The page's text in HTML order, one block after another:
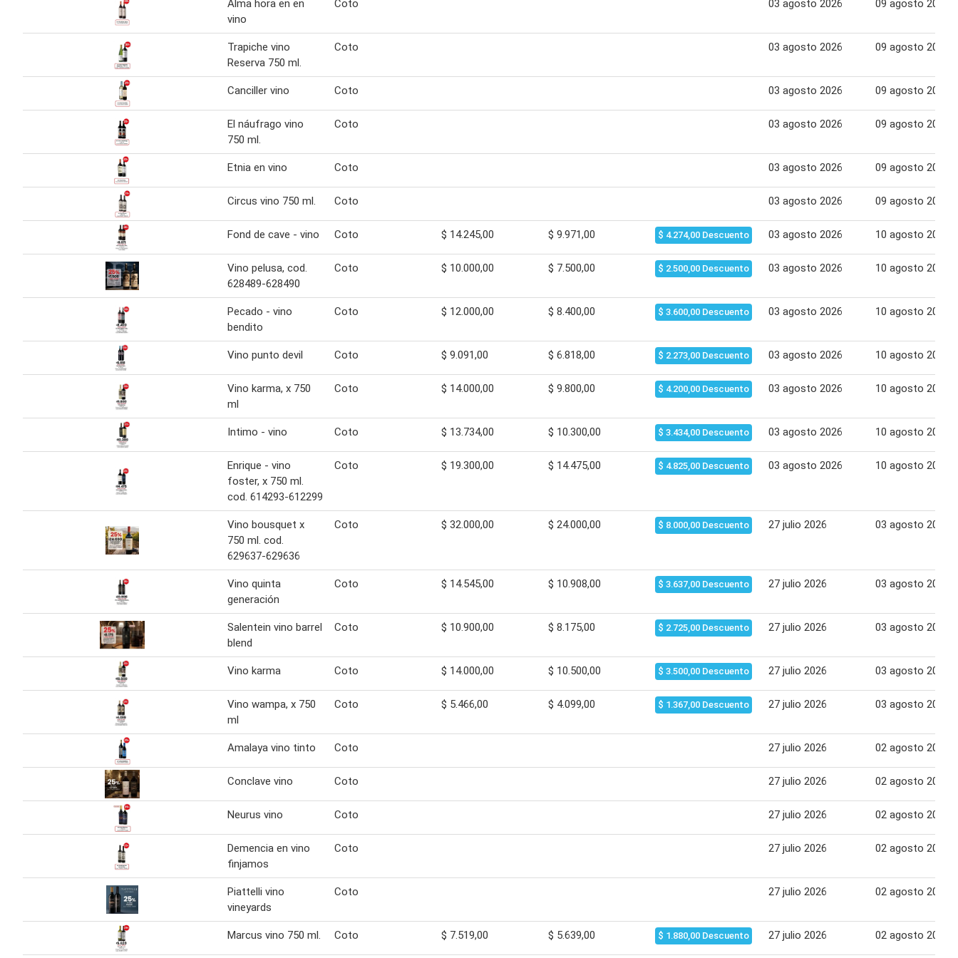
Alma hora en en
vino
Coto 03 agosto 2026 09 agosto 2026
Trapiche vino
Reserva 750 ml.
Coto 03 agosto 2026 09 agosto 2026
Canciller vino Coto 03 agosto 2026 09 agosto 2026
El náufrago vino
750 ml.
Coto 03 agosto 2026 09 agosto 2026
Etnia en vino Coto 03 agosto 2026 09 agosto 2026
Circus vino 750 ml. Coto 03 agosto 2026 09 agosto 2026
Fond de cave - vino Coto $ 14.245,00 $ 9.971,00 $ 4.274,00 Descuento 03 agosto 2026 10 agosto 2026
Vino pelusa, cod.
628489-628490
Coto $ 10.000,00 $ 7.500,00 $ 2.500,00 Descuento 03 agosto 2026 10 agosto 2026
Pecado - vino
bendito
Coto $ 12.000,00 $ 8.400,00 $ 3.600,00 Descuento 03 agosto 2026 10 agosto 2026
Vino punto devil Coto $ 9.091,00 $ 6.818,00 $ 2.273,00 Descuento 03 agosto 2026 10 agosto 2026
Vino karma, x 750
ml
Coto $ 14.000,00 $ 9.800,00 $ 4.200,00 Descuento 03 agosto 2026 10 agosto 2026
Intimo - vino Coto $ 13.734,00 $ 10.300,00 $ 3.434,00 Descuento 03 agosto 2026 10 agosto 2026
Enrique - vino
foster, x 750 ml.
cod. 614293-612299
Coto $ 19.300,00 $ 14.475,00 $ 4.825,00 Descuento 03 agosto 2026 10 agosto 2026
Vino bousquet x
750 ml. cod.
629637-629636
Coto $ 32.000,00 $ 24.000,00 $ 8.000,00 Descuento 27 julio 2026 03 agosto 2026
Vino quinta
generación
Coto $ 14.545,00 $ 10.908,00 $ 3.637,00 Descuento 27 julio 2026 03 agosto 2026
Salentein vino barrel
blend
Coto $ 10.900,00 $ 8.175,00 $ 2.725,00 Descuento 27 julio 2026 03 agosto 2026
Vino karma Coto $ 14.000,00 $ 10.500,00 $ 3.500,00 Descuento 27 julio 2026 03 agosto 2026
Vino wampa, x 750
ml
Coto $ 5.466,00 $ 4.099,00 $ 1.367,00 Descuento 27 julio 2026 03 agosto 2026
Amalaya vino tinto Coto 27 julio 2026 02 agosto 2026
Conclave vino Coto 27 julio 2026 02 agosto 2026
Neurus vino Coto 27 julio 2026 02 agosto 2026
Demencia en vino
finjamos
Coto 27 julio 2026 02 agosto 2026
Piattelli vino
vineyards
Coto 27 julio 2026 02 agosto 2026
Marcus vino 750 ml. Coto $ 7.519,00 $ 5.639,00 $ 1.880,00 Descuento 27 julio 2026 02 agosto 2026